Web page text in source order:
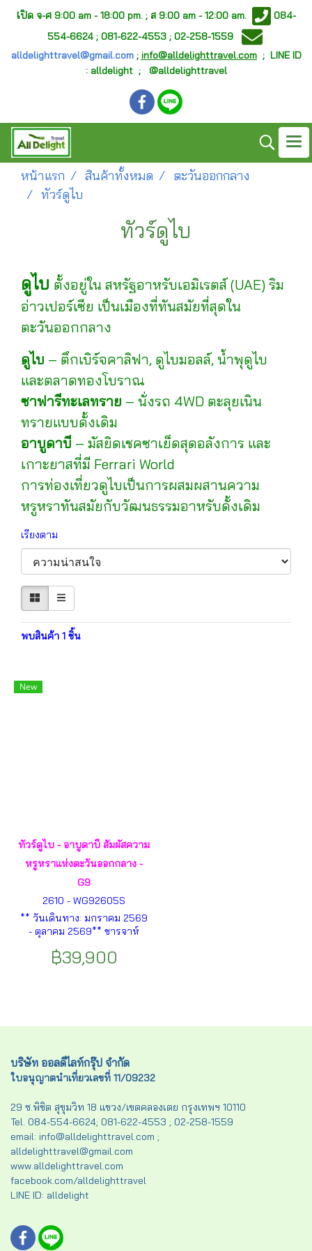
เปิด จ-ศ 9:00 am - 18:00 pm. ; ส 9:00 am - 12:00 am.
084-
554-6624 ; 081-622-4553 ; 02-258-1559
alldelighttravel@gmail.com; info@alldelighttravel.com; LINE ID
: alldelight ; @alldelighttravel
หน้าแรก สินค้าทั้งหมด
ตะวันออกกลาง
ทัวร์ดูไบ
ทัวร์ดูไบ
ดูไบ ตั้งอยู่ใน สหรัฐอาหรับเอมิเรตส์ (UAE) ริม
อ่าวเปอร์เซีย เป็นเมืองที่ทันสมัยที่สุดใน
ตะวันออกกลาง
ดูไบ – ตึกเบิร์จคาลิฟา, ดูไบมอลล์, น้ำพุดูไบ
และตลาดทองโบราณ
ซาฟารีทะเลทราย – นั่งรถ 4WD ตะลุยเนิน
ทรายแบบดั้งเดิม
อาบูดาบี – มัสยิดเชคซาเย็ดสุดอลังการ และ
เกาะยาสที่มี Ferrari World
การท่องเที่ยวดูไบเป็นการผสมผสานความ
หรูหราทันสมัยกับวัฒนธรรมอาหรับดั้งเดิม
เรียงตาม
พบสินค้า 1 ชิ้น
New
ทัวร์ดูไบ - อาบูดาบี สัมผัสความ
หรูหราแห่งตะวันออกกลาง -
G9
2610 - WG92605S
** วันเดินทาง: มกราคม 2569
- ตุลาคม 2569** ชารจาห์
อาบูดาบี – เข้าชมมัสยิด Sheikh
฿39,900
บริษัท ออลดีไลท์กรุ๊ป จำกัด
ใบอนุญาตนำเที่ยวเลขที่ 11/09232
29 ซ.พิชิต สุขุมวิท 18 แขวง/เขตคลองเตย กรุงเทพฯ 10110
Tel. 084-554-6624; 081-622-4553 ; 02-258-1559
email: info@alldelighttravel.com ;
alldelighttravel@gmail.com
www.alldelighttravel.com
facebook.com/alldelighttravel
LINE ID: alldelight